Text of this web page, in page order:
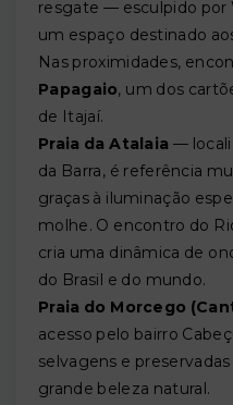
resgate — esculpido por
um espaço destinado
Nas proximidades,
Papagaio, um dos
de Itajaí.
Praia da Atalaia —
da Barra, é referência
graças à iluminação
molhe. O encontro do
cria uma dinâmica de
do Brasil e do mundo.
Praia do Morcego
acesso pelo bairro
selvagens e
grande beleza natural.